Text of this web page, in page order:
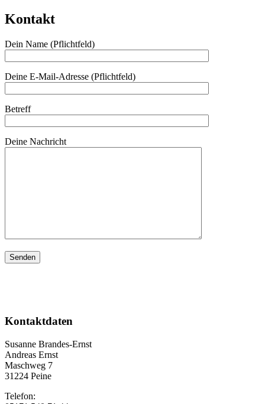
Eulenwald
Kontakt
Dein Name (Pflichtfeld)
Deine E-Mail-Adresse (Pflichtfeld)
Betreff
Deine Nachricht
Kontaktdaten
Susanne Brandes-Ernst
Andreas Ernst
Maschweg 7
31224 Peine
Telefon: